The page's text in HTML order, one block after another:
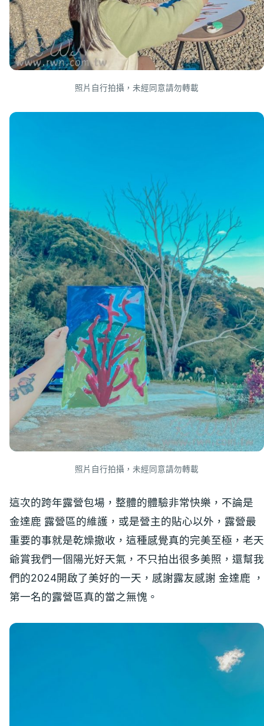
照片自行拍攝，未經同意請勿轉載
照片自行拍攝，未經同意請勿轉載
這次的跨年露營包場，整體的體驗非常快樂，不論是
金達鹿 露營區的維護，或是營主的貼心以外，露營最
重要的事就是乾燥撤收，這種感覺真的完美至極，老天
爺賞我們一個陽光好天氣，不只拍出很多美照，還幫我
們的2024開啟了美好的一天，感謝露友感謝 金達鹿 ，
第一名的露營區真的當之無愧。